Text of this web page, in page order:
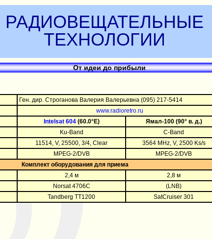
РАДИОВЕЩАТЕЛЬНЫЕ
ТЕХНОЛОГИИ
От идеи до прибыли
Ген. дир. Строганова Валерия Валерьевна (095) 217-5414
www.radioretro.ru
Intelsat 604(60.0°Е)
Ямал-100 (90° в. д.)
Ku-Band
C-Band
11514, V, 25500, 3/4, Clear
3564 MHz, V, 2500 Ks/s
MPEG-2/DVB
MPEG-2/DVB
Комплект оборудования для приема
2,4 м
2,8 м
Norsat 4706C
(LNB)
Tandberg TT1200 SatCruiser 301